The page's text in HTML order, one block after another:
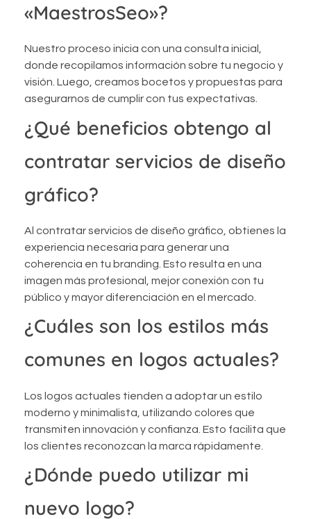
«MaestrosSeo»?
Nuestro proceso inicia con una consulta inicial,
donde recopilamos información sobre tu negocio y
visión. Luego, creamos bocetos y propuestas para
asegurarnos de cumplir con tus expectativas.
¿Qué beneficios obtengo al
contratar servicios de diseño
gráfico?
Al contratar servicios de diseño gráfico, obtienes la
experiencia necesaria para generar una
coherencia en tu branding. Esto resulta en una
imagen más profesional, mejor conexión con tu
público y mayor diferenciación en el mercado.
¿Cuáles son los estilos más
comunes en logos actuales?
Los logos actuales tienden a adoptar un estilo
moderno y minimalista, utilizando colores que
transmiten innovación y confianza. Esto facilita que
los clientes reconozcan la marca rápidamente.
¿Dónde puedo utilizar mi
nuevo logo?